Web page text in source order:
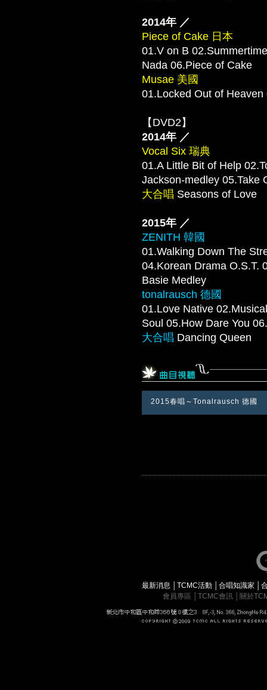
2014年 ／
Piece of Cake 日本
01.V on B
Nada 06.Piece of Cake
Musae 美國
01.Locked Out of
【DVD2】
2014年 ／
Vocal Six 瑞典
01.A Little Bit of Help
Jackson-medley 05.Take
大合唱 Seasons of Love
2015年 ／
ZENITH 韓國
01.Walking Down The
04.Korean Drama O.S.T.
Basie Medley
tonalrausch 德國
01.Love Native
Soul 05.How Dare You
大合唱 Dancing Queen
2015春唱～Tonalrausch 德國
最新消息 │TCMC活動 │合唱知識家 │
會員專區
TCMC會訊 關於